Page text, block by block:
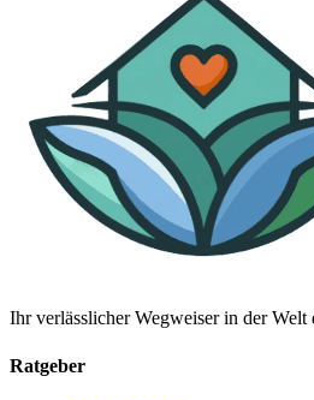
Ihr verlässlicher Wegweiser in der Welt
Ratgeber